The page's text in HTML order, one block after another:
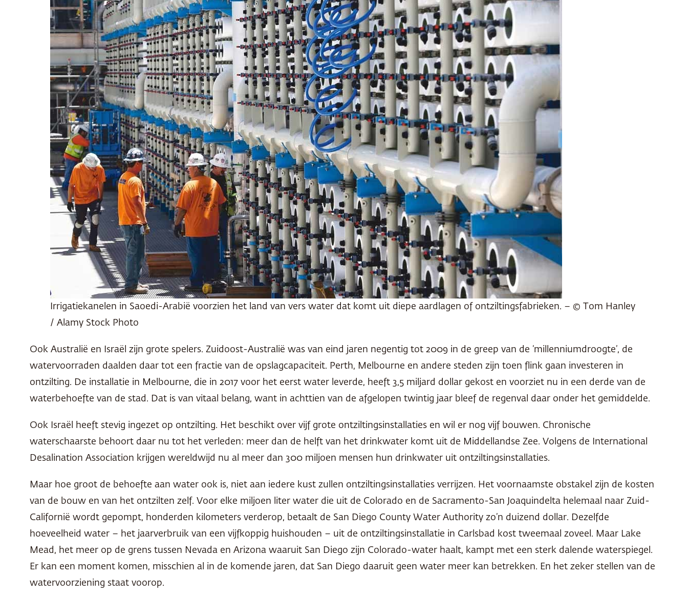
Irrigatiekanelen in Saoedi-Arabië voorzien het land van vers water dat komt uit diepe aardlagen of ontziltingsfabrieken. – © Tom Hanley
/ Alamy Stock Photo
Ook Australië en Israël zijn grote spelers. Zuidoost-Australië was van eind jaren negentig tot 2009 in de greep van de ‘millenniumdroogte’, de
watervoorraden daalden daar tot een fractie van de opslagcapaciteit. Perth, Melbourne en andere steden zijn toen flink gaan investeren in
ontzilting. De installatie in Melbourne, die in 2017 voor het eerst water leverde, heeft 3,5 miljard dollar gekost en voorziet nu in een derde van de
waterbehoefte van de stad. Dat is van vitaal belang, want in achttien van de afgelopen twintig jaar bleef de regenval daar onder het gemiddelde.
Ook Israël heeft stevig ingezet op ontzilting. Het beschikt over vijf grote ontziltingsinstallaties en wil er nog vijf bouwen. Chronische
waterschaarste behoort daar nu tot het verleden: meer dan de helft van het drinkwater komt uit de Middellandse Zee. Volgens de International
Desalination Association krijgen wereldwijd nu al meer dan 300 miljoen mensen hun drinkwater uit ontziltingsinstallaties.
Maar hoe groot de behoefte aan water ook is, niet aan iedere kust zullen ontziltingsinstallaties verrijzen. Het voornaamste obstakel zijn de kosten
van de bouw en van het ontzilten zelf. Voor elke miljoen liter water die uit de Colorado en de Sacramento-San Joaquindelta helemaal naar Zuid-
Californië wordt gepompt, honderden kilometers verderop, betaalt de San Diego County Water Authority zo’n duizend dollar. Dezelfde
hoeveelheid water – het jaarverbruik van een vijfkoppig huishouden – uit de ontziltingsinstallatie in Carlsbad kost tweemaal zoveel. Maar Lake
Mead, het meer op de grens tussen Nevada en Arizona waaruit San Diego zijn Colorado-water haalt, kampt met een sterk dalende waterspiegel.
Er kan een moment komen, misschien al in de komende jaren, dat San Diego daaruit geen water meer kan betrekken. En het zeker stellen van de
watervoorziening staat voorop.